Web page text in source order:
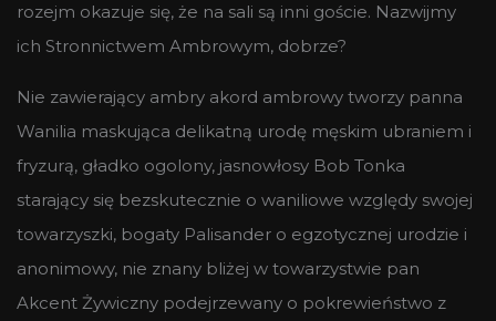
rozejm okazuje się, że na sali są inni goście. Nazwijmy
ich Stronnictwem Ambrowym, dobrze?
Nie zawierający ambry akord ambrowy tworzy panna
Wanilia maskująca delikatną urodę męskim ubraniem i
fryzurą, gładko ogolony, jasnowłosy Bob Tonka
starający się bezskutecznie o waniliowe względy swojej
towarzyszki, bogaty Palisander o egzotycznej urodzie i
anonimowy, nie znany bliżej w towarzystwie pan
Akcent Żywiczny podejrzewany o pokrewieństwo z